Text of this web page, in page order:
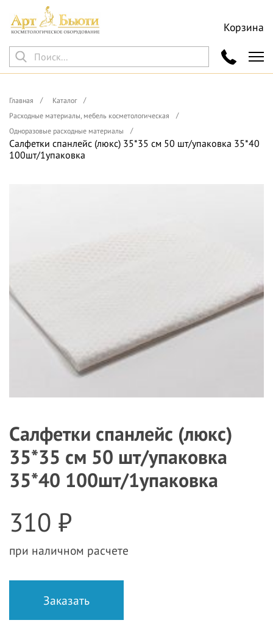
Корзина
Главная
Каталог
Расходные материалы, мебель косметологическая
Одноразовые расходные материалы
Салфетки спанлейс (люкс) 35*35 см 50 шт/упаковка 35*40
100шт/1упаковка
Салфетки спанлейс (люкс)
35*35 см 50 шт/упаковка
35*40 100шт/1упаковка
310 ₽
при наличном расчете